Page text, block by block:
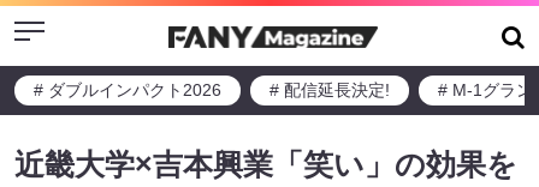
Menu
# ダブルインパクト2026 # 配信延長決定! # M-1グラン
近畿大学×吉本興業「笑い」の効果を